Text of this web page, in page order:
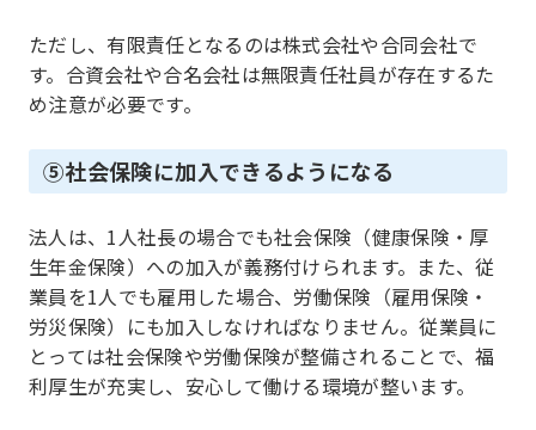
ただし、有限責任となるのは株式会社や合同会社で
す。合資会社や合名会社は無限責任社員が存在するた
め注意が必要です。
⑤社会保険に加入できるようになる
法人は、1人社長の場合でも社会保険（健康保険・厚
生年金保険）への加入が義務付けられます。また、従
業員を1人でも雇用した場合、労働保険（雇用保険・
労災保険）にも加入しなければなりません。従業員に
とっては社会保険や労働保険が整備されることで、福
利厚生が充実し、安心して働ける環境が整います。